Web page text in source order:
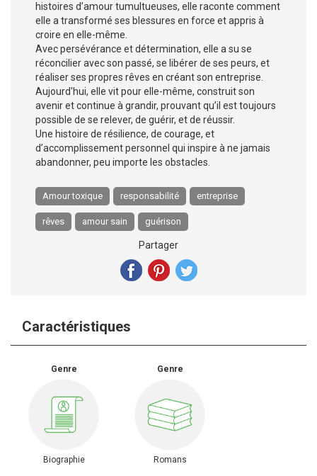
histoires d’amour tumultueuses, elle raconte comment
elle a transformé ses blessures en force et appris à
croire en elle-même.
Avec persévérance et détermination, elle a su se
réconcilier avec son passé, se libérer de ses peurs, et
réaliser ses propres rêves en créant son entreprise.
Aujourd'hui, elle vit pour elle-même, construit son
avenir et continue à grandir, prouvant qu’il est toujours
possible de se relever, de guérir, et de réussir.
Une histoire de résilience, de courage, et
d’accomplissement personnel qui inspire à ne jamais
abandonner, peu importe les obstacles.
Amour toxique responsabilité entreprise
rêves amour sain guérison
Partager
Caractéristiques
Genre
Biographie
Genre
Romans